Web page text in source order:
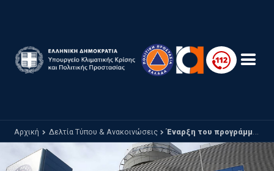
Αρχική Δελτία Τύπου & Ανακοινώσεις Έναρξη του προγράμματος «Chios Pass 2026» και «Kythira Pass 2026» για την ενίσχυση του τουρισμού